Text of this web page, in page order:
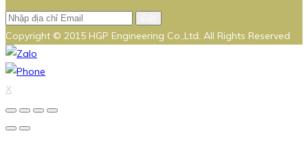
Copyright © 2015 HGP Engineering Co.,Ltd. All Rights Reserved
X